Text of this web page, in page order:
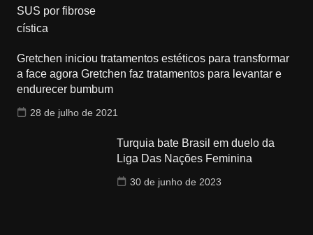
Gretchen iniciou tratamentos estéticos para transformar
a face agora Gretchen faz tratamentos para levantar e
endurecer bumbum
28 de julho de 2021
Turquia bate Brasil em duelo da
Liga Das Nações Feminina
30 de junho de 2023